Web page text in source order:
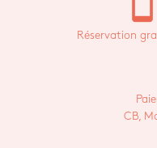
Réservation
CB,